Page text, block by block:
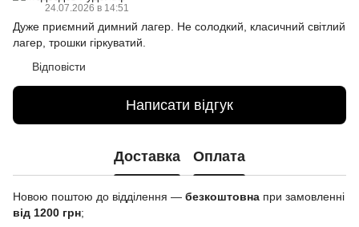
24.07.2026 в 14:51
Дуже приємний димний лагер. Не солодкий, класичний світлий
лагер, трошки гіркуватий.
Відповісти
Написати відгук
Доставка Оплата
Новою поштою до відділення — безкоштовна при замовленні
від 1200 грн;